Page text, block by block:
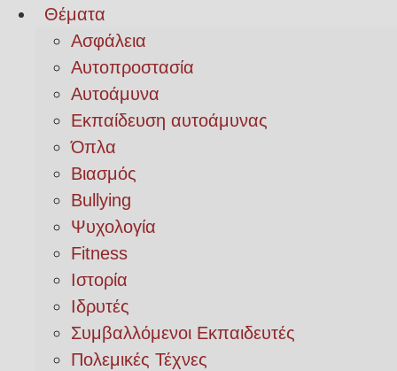
Θέματα
Ασφάλεια
Αυτοπροστασία
Αυτοάμυνα
Εκπαίδευση αυτοάμυνας
Όπλα
Βιασμός
Bullying
Ψυχολογία
Fitness
Ιστορία
Ιδρυτές
Συμβαλλόμενοι Εκπαιδευτές
Πολεμικές Τέχνες